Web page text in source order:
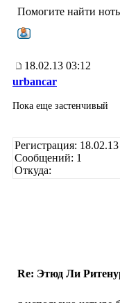
Помогите найти
18.02.13 03:12
urbancar
Пока еще застенчивый
Регистрация: 18.02.13
Сообщений: 1
Откуда:
Re: Этюд Ли